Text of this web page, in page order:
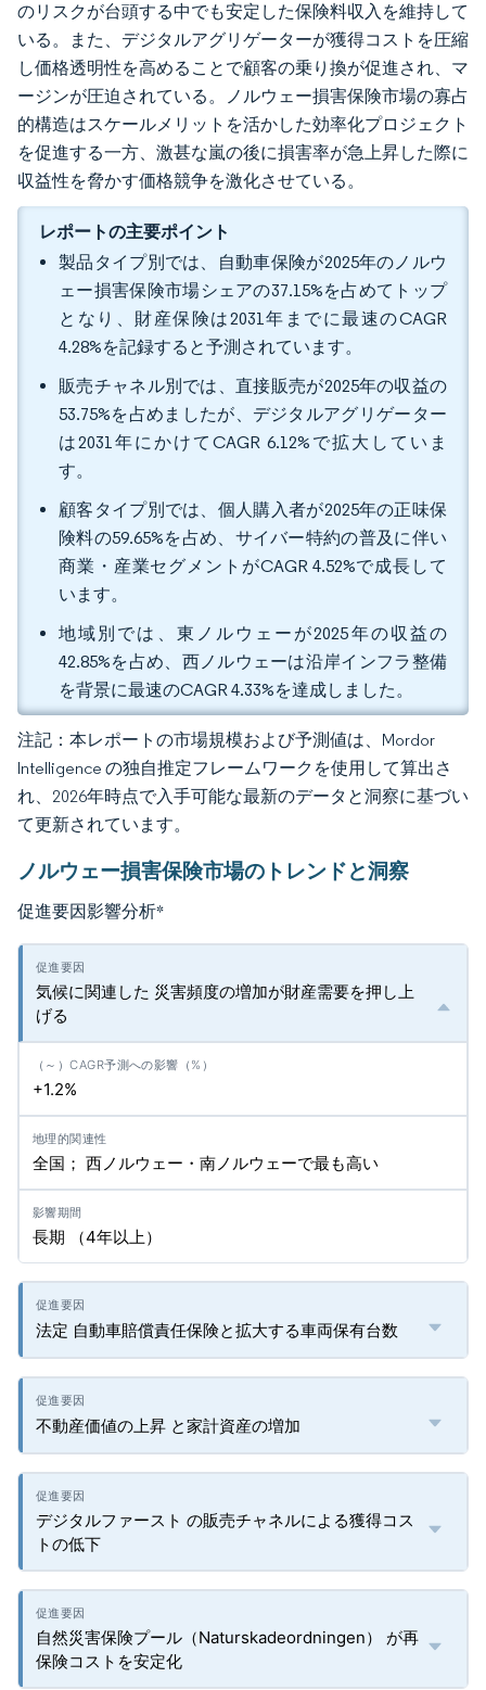
のリスクが台頭する中でも安定した保険料収入を維持して
いる。また、デジタルアグリゲーターが獲得コストを圧縮
し価格透明性を高めることで顧客の乗り換が促進され、マ
ージンが圧迫されている。ノルウェー損害保険市場の寡占
的構造はスケールメリットを活かした効率化プロジェクト
を促進する一方、激甚な嵐の後に損害率が急上昇した際に
収益性を脅かす価格競争を激化させている。
レポートの主要ポイント
製品タイプ別では、自動車保険が2025年のノルウ
ェー損害保険市場シェアの37.15%を占めてトップ
となり、財産保険は2031年までに最速のCAGR
4.28%を記録すると予測されています。
販売チャネル別では、直接販売が2025年の収益の
53.75%を占めましたが、デジタルアグリゲーター
は2031年にかけてCAGR 6.12%で拡大していま
す。
顧客タイプ別では、個人購入者が2025年の正味保
険料の59.65%を占め、サイバー特約の普及に伴い
商業・産業セグメントがCAGR 4.52%で成長して
います。
地域別では、東ノルウェーが2025年の収益の
42.85%を占め、西ノルウェーは沿岸インフラ整備
を背景に最速のCAGR 4.33%を達成しました。
注記：本レポートの市場規模および予測値は、Mordor
Intelligence の独自推定フレームワークを使用して算出さ
れ、2026年時点で入手可能な最新のデータと洞察に基づい
て更新されています。
ノルウェー損害保険市場のトレンドと洞察
促進要因影響分析*
気候に関連した 災害頻度の増加が財産需要を押し上
げる
+1.2%
全国； 西ノルウェー・南ノルウェーで最も高い
長期 （4年以上）
法定 自動車賠償責任保険と拡大する車両保有台数
不動産価値の上昇 と家計資産の増加
デジタルファースト の販売チャネルによる獲得コス
トの低下
自然災害保険プール（Naturskadeordningen） が再
保険コストを安定化